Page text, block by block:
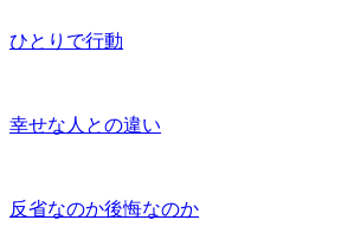
ひとりで行動
幸せな人との違い
反省なのか後悔なのか